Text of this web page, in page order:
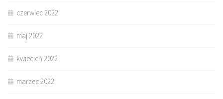
czerwiec 2022
maj 2022
kwiecień 2022
marzec 2022